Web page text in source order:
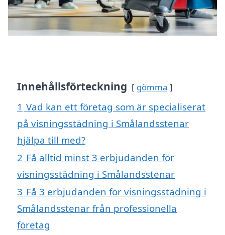
Innehållsförteckning gömma
1 Vad kan ett företag som är specialiserat
på visningsstädning i Smålandsstenar
hjälpa till med?
2 Få alltid minst 3 erbjudanden för
visningsstädning i Smålandsstenar
3 Få 3 erbjudanden för visningsstädning i
Smålandsstenar från professionella
företag